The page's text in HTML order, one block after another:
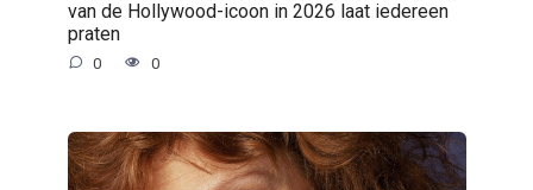
van de Hollywood-icoon in 2026 laat iedereen
praten
0 0